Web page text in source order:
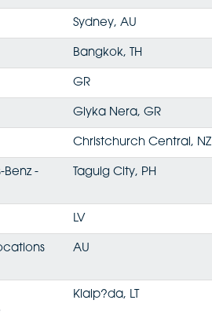
Sydney, AU
Bangkok, TH
GR
Glyka Nera, GR
Christchurch Central, NZ
Benz -
Taguig City, PH
LV
AU
Klaip?da, LT